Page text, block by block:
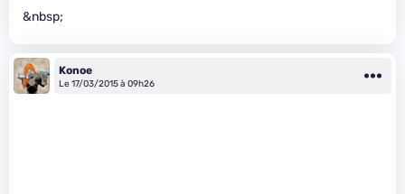
&nbsp;
Konoe
Le 17/03/2015 à 09h26